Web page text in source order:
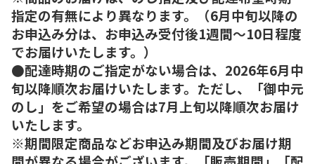
指定の有無により異なります。（6月中旬以降の
お申込み分は、お申込み受付後1週間～10日程度
でお届けいたします。）
●配達時期のご指定がない場合は、2026年6月中
旬以降順次お届けいたします。ただし、「御中元
のし」をご希望の場合は7月上旬以降順次お届け
いたします。
※期間限定商品などお申込み期間及びお届け期